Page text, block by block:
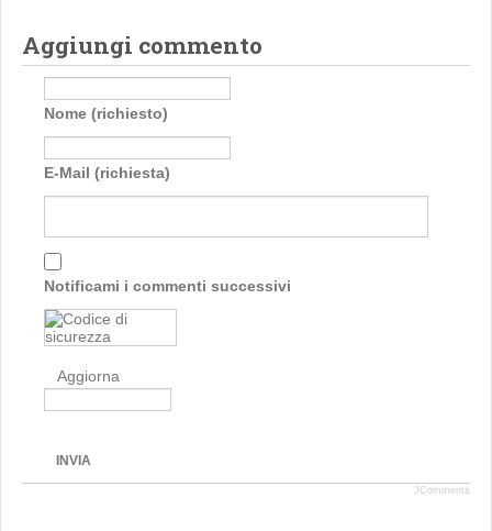
Aggiungi commento
Nome (richiesto)
E-Mail (richiesta)
Notificami i commenti successivi
Aggiorna
INVIA
JComments